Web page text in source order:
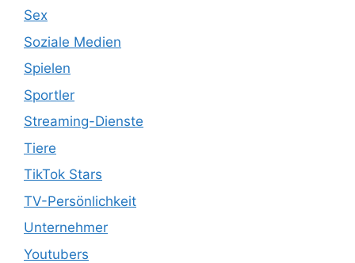
Sex
Soziale Medien
Spielen
Sportler
Streaming-Dienste
Tiere
TikTok Stars
TV-Persönlichkeit
Unternehmer
Youtubers